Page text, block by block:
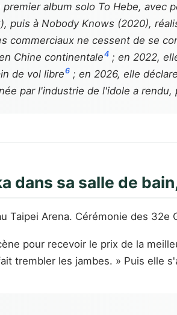
album solo To Hebe, avec
), puis à Nobody Knows (2020),
commerciaux ne cessent de se
Chine continentale4 ; en 2022,
de vol libre6 ; en 2026, elle
par l'industrie de l'idole a
dans sa salle de
Taipei Arena. Cérémonie des 32e
pour recevoir le prix de la
trembler les jambes. » Puis elle